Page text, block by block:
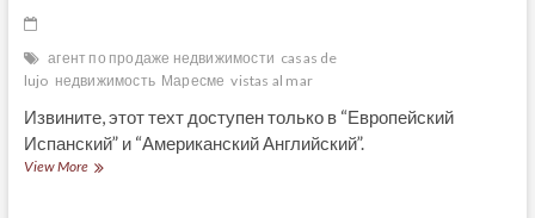
агент по продаже недвижимости casas de
lujo недвижимость Маресме vistas al mar
Извините, этот техт доступен только в “Европейский
Испанский” и “Американский Английский”.
View More(Español)